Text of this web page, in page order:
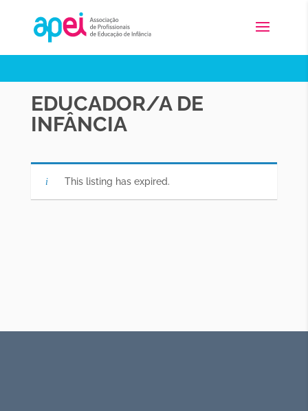
EDUCADOR/A DE
INFÂNCIA
This listing has expired.